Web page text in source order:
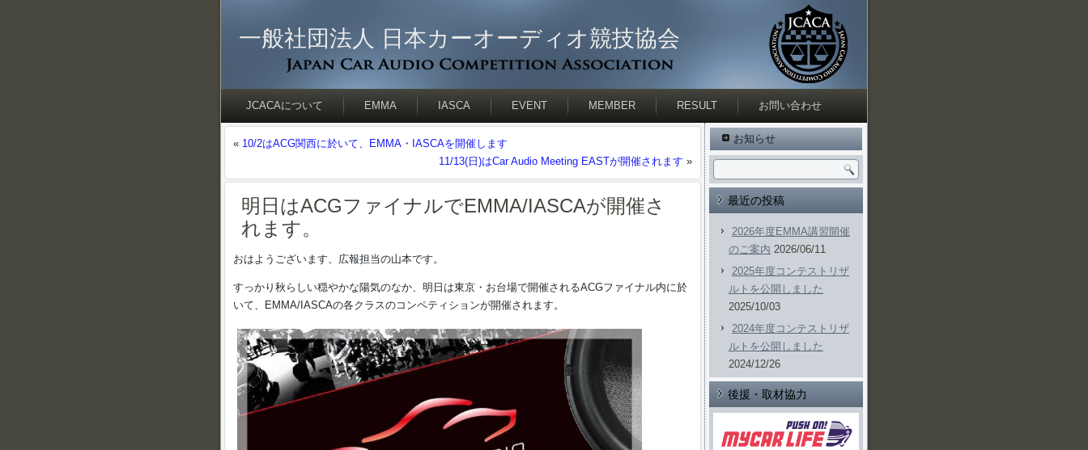
一般社団法人 日本カーオーディオ競技協会
JCACAについて EMMA IASCA EVENT MEMBER RESULT お問い合わせ
« 10/2はACG関西に於いて、EMMA・IASCAを開催します
11/13(日)はCar Audio Meeting EASTが開催されます »
明日はACGファイナルでEMMA/IASCAが開催さ
れます。
おはようございます、広報担当の山本です。
すっかり秋らしい穏やかな陽気のなか、明日は東京・お台場で開催されるACGファイナル内に於
いて、EMMA/IASCAの各クラスのコンペティションが開催されます。
お知らせ
最近の投稿
2026年度EMMA講習開催
のご案内 2026/06/11
2025年度コンテストリザ
ルトを公開しました
2025/10/03
2024年度コンテストリザ
ルトを公開しました
2024/12/26
後援・取材協力